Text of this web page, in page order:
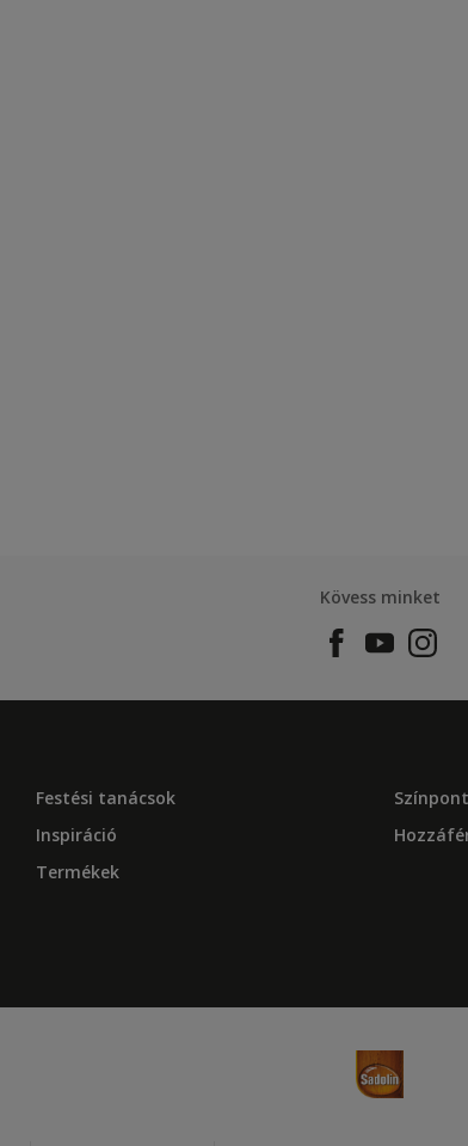
Kövess minket
Festési tanácsok
Inspiráció
Termékek